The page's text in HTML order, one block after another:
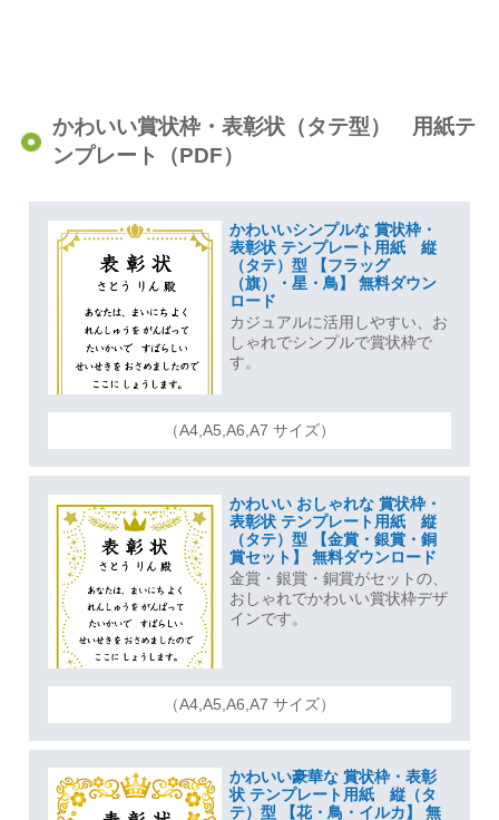
かわいい賞状枠・表彰状（タテ型） 用紙テ
ンプレート（PDF）
かわいいシンプルな 賞状枠・
表彰状 テンプレート用紙 縦
（タテ）型 【フラッグ
（旗）・星・鳥】 無料ダウン
ロード
カジュアルに活用しやすい、お
しゃれでシンプルで賞状枠で
す。
（A4,A5,A6,A7 サイズ）
かわいい おしゃれな 賞状枠・
表彰状 テンプレート用紙 縦
（タテ）型 【金賞・銀賞・銅
賞セット】 無料ダウンロード
金賞・銀賞・銅賞がセットの、
おしゃれでかわいい賞状枠デザ
インです。
（A4,A5,A6,A7 サイズ）
かわいい豪華な 賞状枠・表彰
状 テンプレート用紙 縦（タ
テ）型 【花・鳥・イルカ】 無